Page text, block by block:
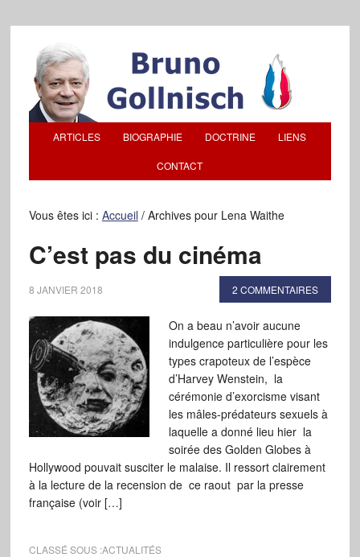
ARTICLES BIOGRAPHIE DOCTRINE LIENS
CONTACT
Vous êtes ici : Accueil /Archives pour Lena Waithe
C’est pas du cinéma
8 JANVIER 2018 2 COMMENTAIRES
On a beau n’avoir aucune
indulgence particulière pour les
types crapoteux de l’espèce
d’Harvey Wenstein, la
cérémonie d’exorcisme visant
les mâles-prédateurs sexuels à
laquelle a donné lieu hier la
soirée des Golden Globes à
Hollywood pouvait susciter le malaise. Il ressort clairement
à la lecture de la recension de ce raout par la presse
française (voir […]
CLASSÉ SOUS :ACTUALITÉS